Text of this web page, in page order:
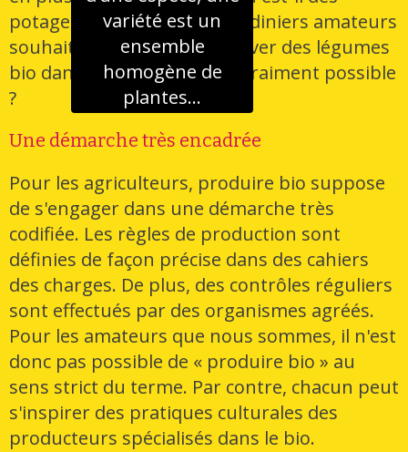
potagers ? De nombreux jardiniers amateurs
souhaitent aujourd'hui cultiver des légumes
bio dans leur jardin. Est-ce vraiment possible
?
Une démarche très encadrée
Pour les agriculteurs, produire bio suppose
de s'engager dans une démarche très
codifiée. Les règles de production sont
définies de façon précise dans des cahiers
des charges. De plus, des contrôles réguliers
sont effectués par des organismes agréés.
Pour les amateurs que nous sommes, il n'est
donc pas possible de « produire bio » au
sens strict du terme. Par contre, chacun peut
s'inspirer des pratiques culturales des
producteurs spécialisés dans le bio.
variété est un
ensemble
homogène de
plantes...